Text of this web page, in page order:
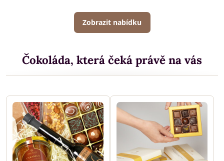
Zobrazit nabídku
Čokoláda, která čeká právě na vás